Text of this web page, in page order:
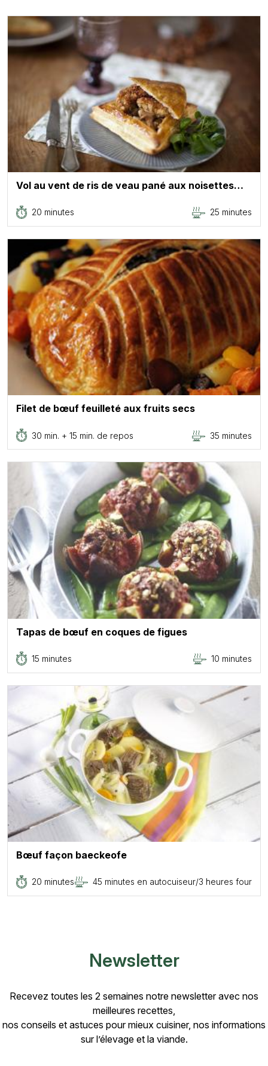
Vol au vent de ris de veau pané aux noisettes…
20 minutes 25 minutes
Filet de bœuf feuilleté aux fruits secs
30 min. + 15 min. de repos 35 minutes
Tapas de bœuf en coques de figues
15 minutes 10 minutes
Bœuf façon baeckeofe
20 minutes 45 minutes en autocuiseur/3 heures four
Newsletter
Recevez toutes les 2 semaines notre newsletter avec nos
meilleures recettes,
nos conseils et astuces pour mieux cuisiner, nos informations
sur l’élevage et la viande.